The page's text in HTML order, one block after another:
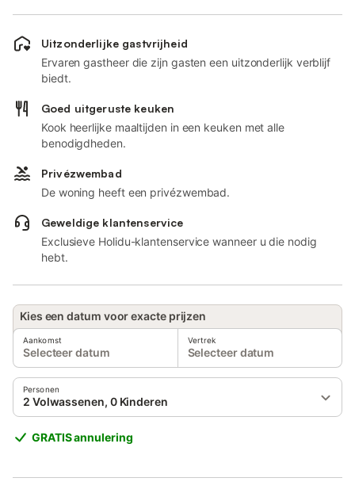
Uitzonderlijke gastvrijheid
Ervaren gastheer die zijn gasten een uitzonderlijk verblijf
biedt.
Goed uitgeruste keuken
Kook heerlijke maaltijden in een keuken met alle
benodigdheden.
Privézwembad
De woning heeft een privézwembad.
Geweldige klantenservice
Exclusieve Holidu-klantenservice wanneer u die nodig
hebt.
Kies een datum voor exacte prijzen
Aankomst
Selecteer datum
Vertrek
Selecteer datum
Personen
2 Volwassenen, 0 Kinderen
GRATIS annulering